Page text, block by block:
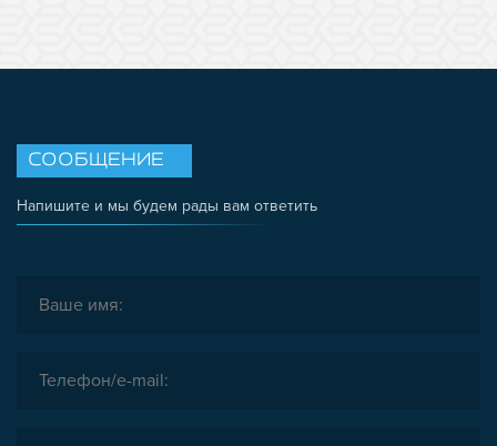
СООБЩЕНИЕ
Напишите и мы будем рады вам ответить